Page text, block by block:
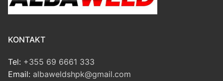
KONTAKT
Tel: +355 69 6661 333
Email: albaweldshpk@gmail.com